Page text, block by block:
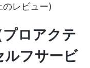
レビュー)
ロアクテ
ルフサービ